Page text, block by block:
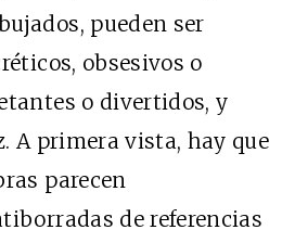
pueden ser
obsesivos o
o divertidos, y
A primera vista, hay que
parecen
de referencias